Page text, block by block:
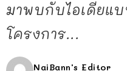
มาพบกับไอเดียแ
โครงการ...
NaiBann's Editor